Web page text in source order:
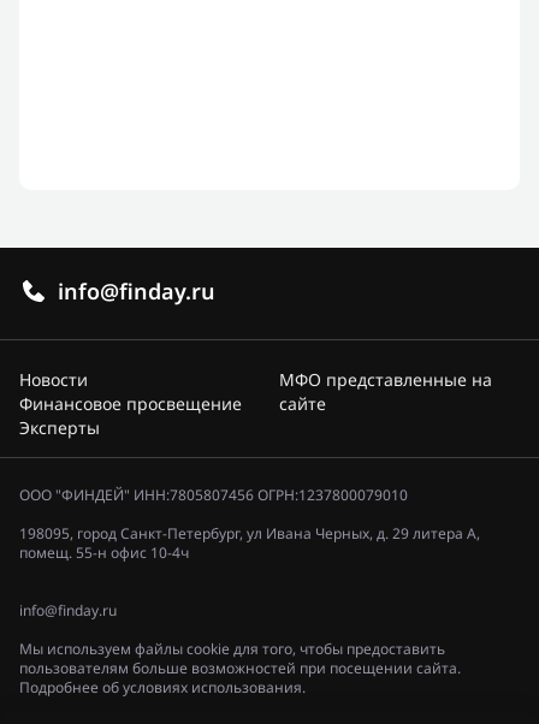
info@finday.ru
Новости
Финансовое просвещение
Эксперты
МФО представленные на
сайте
ООО "ФИНДЕЙ" ИНН:7805807456 ОГРН:1237800079010
198095, город Санкт-Петербург, ул Ивана Черных, д. 29 литера А,
помещ. 55-н офис 10-4ч
info@finday.ru
Мы используем файлы cookie для того, чтобы предоставить
пользователям больше возможностей при посещении сайта.
Подробнее об условиях использования.